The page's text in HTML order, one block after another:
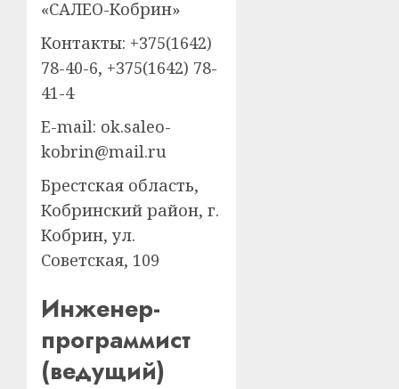
«САЛЕО-Кобрин»
Контакты: +375(1642)
78-40-6, +375(1642) 78-
41-4
E-mail: ok.saleo-
kobrin@mail.ru
Брестская область,
Кобринский район, г.
Кобрин, ул.
Советская, 109
Инженер-
программист
(ведущий)